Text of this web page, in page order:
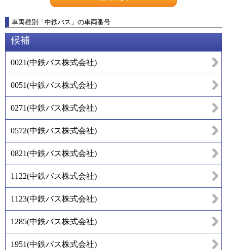
車両種別 「中鉄バス 」 の車両番号
候補
0021(中鉄バス株式会社)
0051(中鉄バス株式会社)
0271(中鉄バス株式会社)
0572(中鉄バス株式会社)
0821(中鉄バス株式会社)
1122(中鉄バス株式会社)
1123(中鉄バス株式会社)
1285(中鉄バス株式会社)
1951(中鉄バス株式会社)